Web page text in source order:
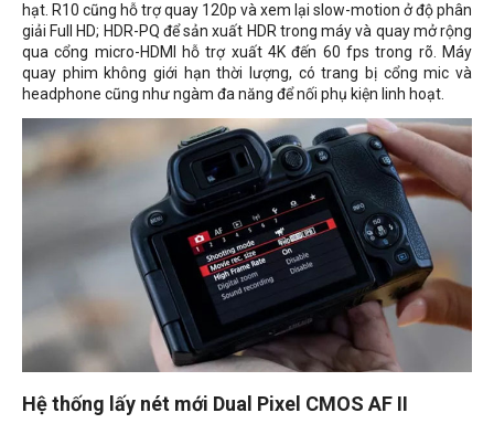
hạt. R10 cũng hỗ trợ quay 120p và xem lại slow-motion ở độ phân
giải Full HD; HDR-PQ để sản xuất HDR trong máy và quay mở rộng
qua cổng micro-HDMI hỗ trợ xuất 4K đến 60 fps trong rõ. Máy
quay phim không giới hạn thời lượng, có trang bị cổng mic và
headphone cũng như ngàm đa năng để nối phụ kiện linh hoạt.
Hệ thống lấy nét mới Dual Pixel CMOS AF II